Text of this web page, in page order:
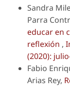
Sandra
Parra
educar en
reflexión ,
(2020):
Fabio
Arias Rey,